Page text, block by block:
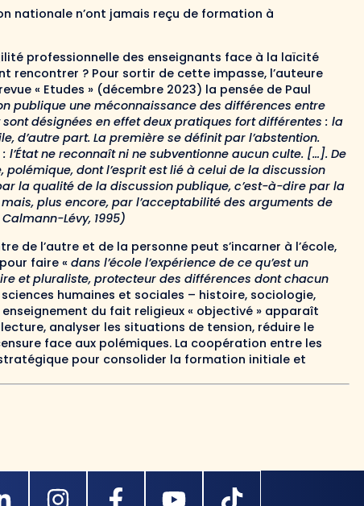
nationale n’ont jamais reçu de formation à
professionnelle des enseignants face à la laïcité
rencontrer ? Pour sortir de cette impasse, l’auteure
« Etudes » (décembre 2023) la pensée de Paul
publique une méconnaissance des différences entre
désignées en effet deux pratiques fort différentes : la
d’autre part. La première se définit par l’abstention.
l’État ne reconnaît ni ne subventionne aucun culte. […]. De
dont l’esprit est lié à celui de la discussion
la qualité de la discussion publique, c’est-à-dire par la
plus encore, par l’acceptabilité des arguments de
Lévy, 1995)
de l’autre et de la personne peut s’incarner à l’école,
faire « dans l’école l’expérience de ce qu’est un
et pluraliste, protecteur des différences dont chacun
sciences humaines et sociales – histoire, sociologie,
du fait religieux « objectivé » apparaît
analyser les situations de tension, réduire le
face aux polémiques. La coopération entre les
stratégique pour consolider la formation initiale et